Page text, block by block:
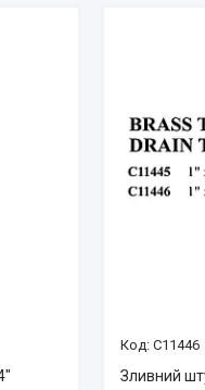
C11446
Зливний